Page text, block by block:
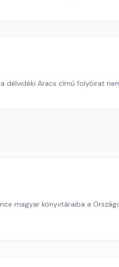
délvidéki Aracs című folyóirat
magyar könyvtáraiba a